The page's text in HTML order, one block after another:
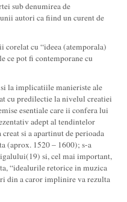
sub denumirea de
autori ca fiind un curent de
corelat cu “ideea (atemporala)
ce pot fi contemporane cu
la implicatiile manieriste ale
cu predilectie la nivelul creatiei
esentiale care ii confera lui
adept al tendintelor
si a apartinut de perioada
(aprox. 1520 – 1600); s-a
si, cel mai important,
“idealurile retorice in muzica
din a caror implinire va rezulta